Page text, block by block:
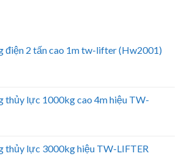
điện 2 tấn cao 1m tw-lifter (Hw2001)
thủy lực 1000kg cao 4m hiệu TW-
thủy lực 3000kg hiệu TW-LIFTER